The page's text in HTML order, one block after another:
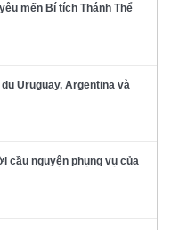
mến Bí tích Thánh Thể
Uruguay, Argentina và
cầu nguyện phụng vụ của